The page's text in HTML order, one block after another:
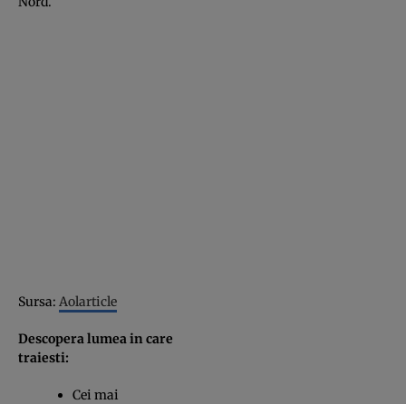
Sursa: Aolarticle
Descopera lumea in care
traiesti:
Cei mai